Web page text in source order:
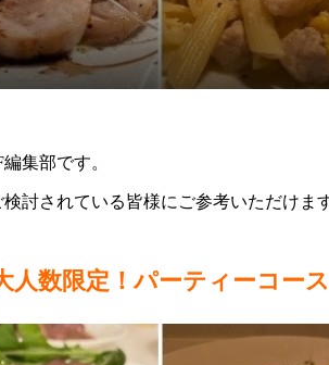
集部です。
討されている皆様にご参考いただけま
人数限定！パーティーコース